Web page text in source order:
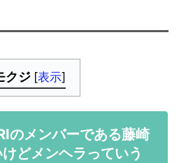
クジ [表示]
のメンバーである藤崎
どメンヘラっていう